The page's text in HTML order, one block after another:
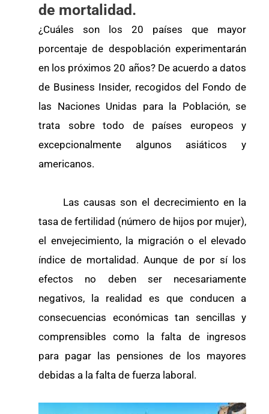
de mortalidad.
¿Cuáles son los 20 países que mayor
porcentaje de despoblación experimentarán
en los próximos 20 años? De acuerdo a datos
de Business Insider, recogidos del Fondo de
las Naciones Unidas para la Población, se
trata sobre todo de países europeos y
excepcionalmente algunos asiáticos y
americanos.
Las causas son el decrecimiento en la
tasa de fertilidad (número de hijos por mujer),
el envejecimiento, la migración o el elevado
índice de mortalidad. Aunque de por sí los
efectos no deben ser necesariamente
negativos, la realidad es que conducen a
consecuencias económicas tan sencillas y
comprensibles como la falta de ingresos
para pagar las pensiones de los mayores
debidas a la falta de fuerza laboral.